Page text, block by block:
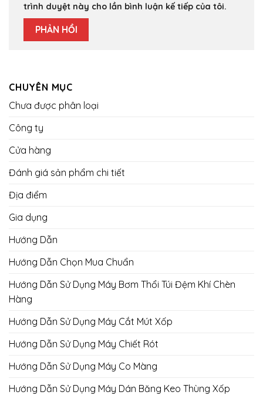
trình duyệt này cho lần bình luận kế tiếp của tôi.
CHUYÊN MỤC
Chưa được phân loại
Công ty
Cửa hàng
Đánh giá sản phẩm chi tiết
Địa điểm
Gia dụng
Hướng Dẫn
Hướng Dẫn Chọn Mua Chuẩn
Hướng Dẫn Sử Dụng Máy Bơm Thổi Túi Đệm Khí Chèn
Hàng
Hướng Dẫn Sử Dụng Máy Cắt Mút Xốp
Hướng Dẫn Sử Dụng Máy Chiết Rót
Hướng Dẫn Sử Dụng Máy Co Màng
Hướng Dẫn Sử Dụng Máy Dán Băng Keo Thùng Xốp